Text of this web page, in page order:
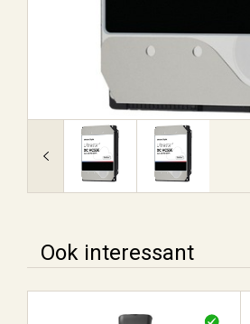
Ook interessant